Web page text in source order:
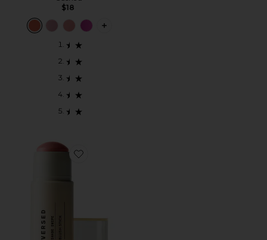
$18
PLUS ICON TO SEE MORE OPTIONS
Favorite Shade Swipe Blush Stick